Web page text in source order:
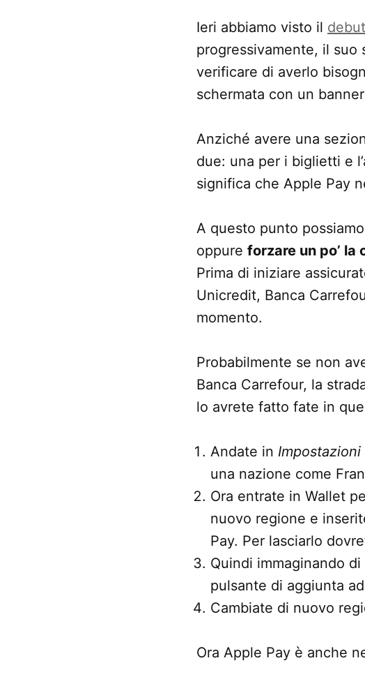
Ieri abbiamo visto il
progressivamente, il
verificare di averlo
schermata con un
Anziché avere una
due: una per i biglietti e
significa che Apple Pay
A questo punto
oppure forzare un po’ la
Prima di iniziare
Unicredit, Banca
momento.
Probabilmente se non
Banca Carrefour, la
lo avrete fatto fate in
Andate in
una nazione come
Ora entrate in Wallet
nuovo regione e
Pay. Per lasciarlo
Quindi immaginando
pulsante di aggiunta
Cambiate di nuovo
Ora Apple Pay è anche